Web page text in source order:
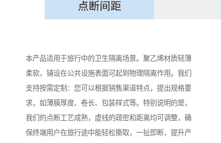
本产品适用于旅行中的卫生隔离场景。聚乙烯材质轻薄
柔软，铺设在公共设施表面可起到物理隔离作用。我们
支持按需定制：您可以根据销售渠道特点，提出规格要
求，如薄膜厚度、卷长、包装样式等。特别说明的是，
我们的点断工艺成熟，虚线的疏密和距离均可调整，确
保终端用户在旅行途中能轻松撕取，一扯即断，提升产